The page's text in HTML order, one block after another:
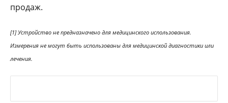
продаж.
[1]Устройство не предназначено для медицинского использования.
Измерения не могут быть использованы для медицинской диагностики или
лечения.